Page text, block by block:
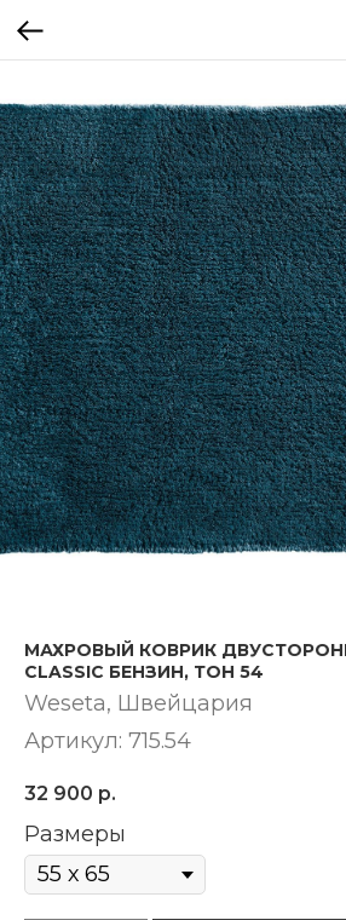
МАХРОВЫЙ КОВРИК
CLASSIC БЕНЗИН, ТОН 54
Weseta, Швейцария
Артикул: 715.54
32 900 р.
Размеры